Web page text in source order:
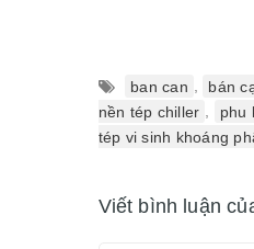
ban can bán
nền tép chiller
phu
tép vi sinh khoáng
Viết bình luận